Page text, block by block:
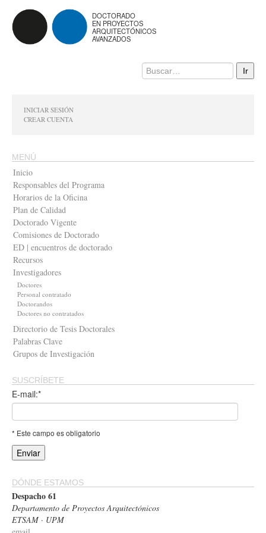
DOCTORADO
EN PROYECTOS
ARQUITECTÓNICOS
AVANZADOS
INICIAR SESIÓN
CREAR CUENTA
MENÚ
Inicio
Responsables del Programa
Horarios de la Oficina
Plan de Calidad
Doctorado Vigente
Comisiones de Doctorado
ED | encuentros de doctorado
Recursos
Investigadores
Doctores
Personal contratado
Doctorandos
Doctores no contratados
Directorio de Tesis Doctorales
Palabras Clave
Grupos de Investigación
SUSCRÍBETE
E-mail:*
* Este campo es obligatorio
DÓNDE ESTAMOS
Despacho 61
Departamento de Proyectos Arquitectónicos
ETSAM · UPM